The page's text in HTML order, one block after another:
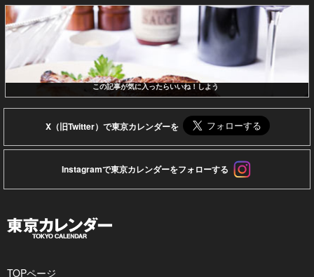
この記事が気に入ったらいいね！しよう
X（旧Twitter）で東京カレンダーを
Instagramで東京カレンダーをフォローする
TOPページ